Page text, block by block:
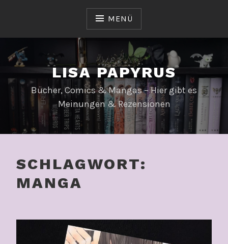
MENÜ
LISA PAPYRUS
Bücher, Comics & Mangas – Hier gibt es
Meinungen & Rezensionen
SCHLAGWORT:
MANGA